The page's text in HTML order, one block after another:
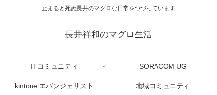
止まると死ぬ長井のマグロな日常をつづっています
長井祥和のマグロ生活
ITコミュニティ SORACOM UG
kintone エバンジェリスト 地域コミュニティ